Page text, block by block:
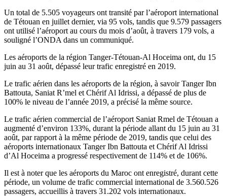
Un total de 5.505 voyageurs ont transité par l’aéroport international
de Tétouan en juillet dernier, via 95 vols, tandis que 9.579 passagers
ont utilisé l’aéroport au cours du mois d’août, à travers 179 vols, a
souligné l’ONDA dans un communiqué.
Les aéroports de la région Tanger-Tétouan-Al Hoceima ont, du 15
juin au 31 août, dépassé leur trafic enregistré en 2019.
Le trafic aérien dans les aéroports de la région, à savoir Tanger Ibn
Battouta, Saniat R’mel et Chérif Al Idrissi, a dépassé de plus de
100% le niveau de l’année 2019, a précisé la même source.
Le trafic aérien commercial de l’aéroport Saniat Rmel de Tétouan a
augmenté d’environ 133%, durant la période allant du 15 juin au 31
août, par rapport à la même période de 2019, tandis que celui des
aéroports internationaux Tanger Ibn Battouta et Chérif Al Idrissi
d’Al Hoceima a progressé respectivement de 114% et de 106%.
Il est à noter que les aéroports du Maroc ont enregistré, durant cette
période, un volume de trafic commercial international de 3.560.526
passagers, accueillis à travers 31.202 vols internationaux.